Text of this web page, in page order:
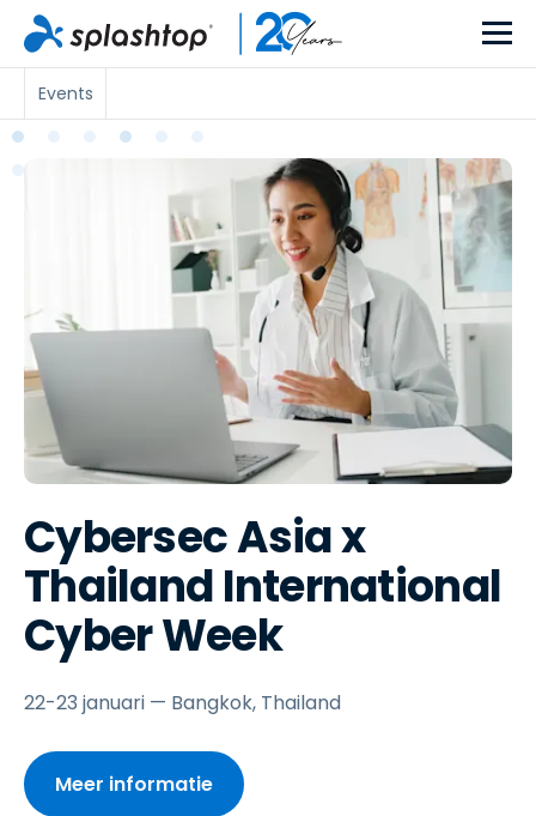
Events
Cybersec Asia x
Thailand International
Cyber Week
22-23 januari — Bangkok, Thailand
Meer informatie